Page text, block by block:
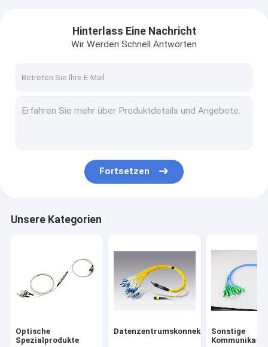
Hinterlass Eine Nachricht
Wir Werden Schnell Antworten
Fortsetzen
Unsere Kategorien
Optische
Spezialprodukte
DatenzentrumskonnektivitätSonstige